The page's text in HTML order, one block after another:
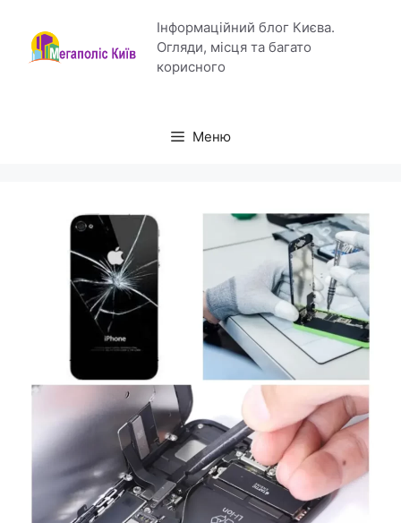
вмісту
Інформаційний блог Києва.
Огляди, місця та багато
корисного
Меню